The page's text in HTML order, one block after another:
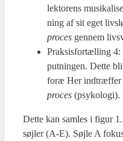
lek­to­rens
ning af sit eget
pro­ces gen­nem
Prak­sis­for­tæl­ling 4:
put­nin­gen. Det­te
foræ Her ind­træf­fer
pro­ces (psy­ko­lo­gi).
Det­te kan sam­les i figur
søj­ler (A‑E). Søj­le A